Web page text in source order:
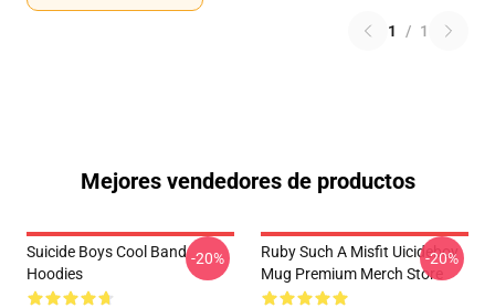
1 / 1
Mejores vendedores de productos
Suicide Boys Cool Band
Hoodies
-20%
Ruby Such A Misfit Uicideboy
Mug Premium Merch Store
-20%